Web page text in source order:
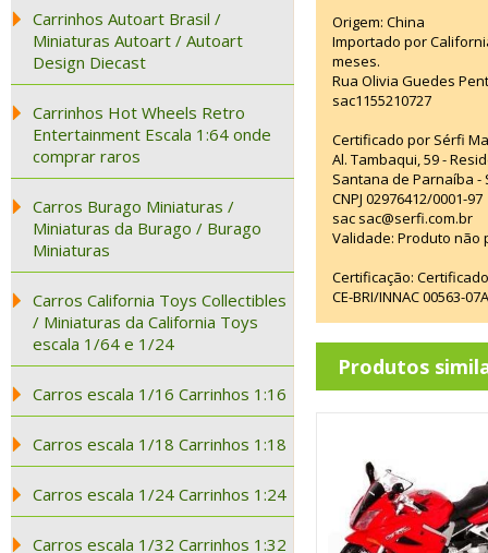
Carrinhos Autoart Brasil /
Miniaturas Autoart / Autoart
Design Diecast
Carrinhos Hot Wheels Retro
Entertainment Escala 1:64 onde
comprar raros
Carros Burago Miniaturas /
Miniaturas da Burago / Burago
Miniaturas
Carros California Toys Collectibles
/ Miniaturas da California Toys
escala 1/64 e 1/24
Carros escala 1/16 Carrinhos 1:16
Carros escala 1/18 Carrinhos 1:18
Carros escala 1/24 Carrinhos 1:24
Carros escala 1/32 Carrinhos 1:32
Origem: China
Importado por
meses.
Rua Olivia Guedes
sac1155210727
Certificado por Sérfi
Al. Tambaqui, 59 -
Santana de Parnaíba -
CNPJ 02976412/0001-97
sac sac@serfi.com.br
Validade: Produto não
Certificação:
CE-BRI/INNAC 00563-
Produtos